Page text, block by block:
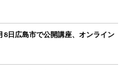
日広島市で公開講座、オンライン